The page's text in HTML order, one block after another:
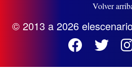
Volver
© 2013 a 2026